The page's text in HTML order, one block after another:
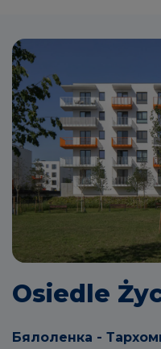
Osiedle
Бялоленка -